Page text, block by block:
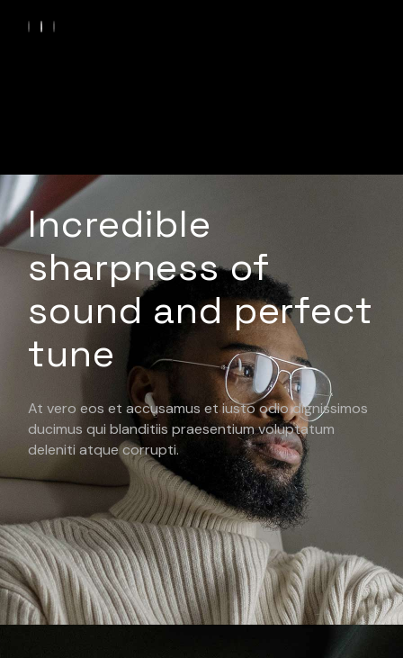
Incredible
sharpness of
sound and perfect
tune
At vero eos et accusamus et iusto odio dignissimos
ducimus qui blanditiis praesentium voluptatum
deleniti atque corrupti.